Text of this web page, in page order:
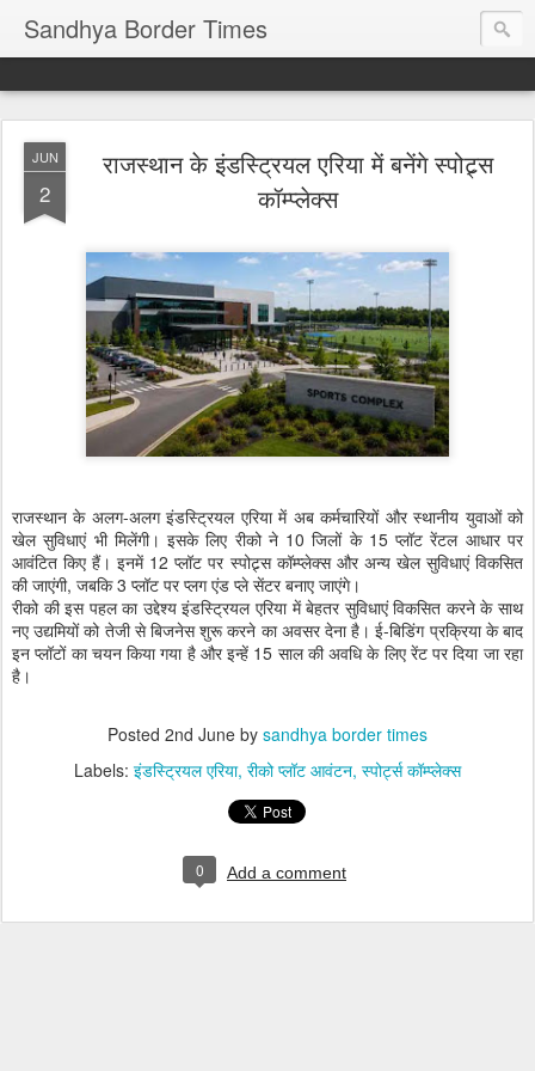
Sandhya Border Times
JUN
2
राजस्थान के इंडस्ट्रियल एरिया में बनेंगे स्पोट्र्स
कॉम्प्लेक्स
राजस्थान के अलग-अलग इंडस्ट्रियल एरिया में अब कर्मचारियों और स्थानीय युवाओं को
खेल सुविधाएं भी मिलेंगी। इसके लिए रीको ने 10 जिलों के 15 प्लॉट रेंटल आधार पर
आवंटित किए हैं। इनमें 12 प्लॉट पर स्पोट्र्स कॉम्प्लेक्स और अन्य खेल सुविधाएं विकसित
की जाएंगी, जबकि 3 प्लॉट पर प्लग एंड प्ले सेंटर बनाए जाएंगे।
रीको की इस पहल का उद्देश्य इंडस्ट्रियल एरिया में बेहतर सुविधाएं विकसित करने के साथ
नए उद्यमियों को तेजी से बिजनेस शुरू करने का अवसर देना है। ई-बिडिंग प्रक्रिया के बाद
इन प्लॉटों का चयन किया गया है और इन्हें 15 साल की अवधि के लिए रेंट पर दिया जा रहा
है।
Posted 2nd June by sandhya border times
Labels: इंडस्ट्रियल एरिया रीको प्लॉट आवंटन स्पोर्ट्स कॉम्प्लेक्स
0 Add a comment